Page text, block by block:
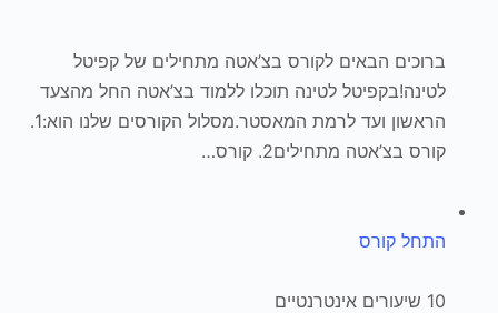
ברוכים הבאים לקורס בצ’אטה מתחילים של קפיטל
לטינה!בקפיטל לטינה תוכלו ללמוד בצ’אטה החל מהצעד
הראשון ועד לרמת המאסטר.מסלול הקורסים שלנו הוא:1.
קורס בצ’אטה מתחילים2. קורס…
התחל קורס
10 שיעורים אינטרנטיים